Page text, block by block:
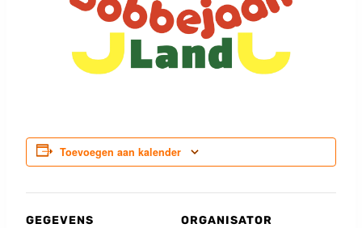
Toevoegen aan kalender
GEGEVENS ORGANISATOR